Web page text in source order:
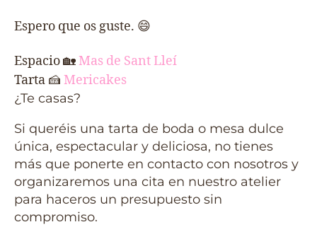
Espero que os guste. 😄
Espacio🏡Mas de Sant Lleí
Tarta 🍰 Mericakes
¿Te casas?
Si queréis una tarta de boda o mesa dulce
única, espectacular y deliciosa, no tienes
más que ponerte en contacto con nosotros y
organizaremos una cita en nuestro atelier
para haceros un presupuesto sin
compromiso.